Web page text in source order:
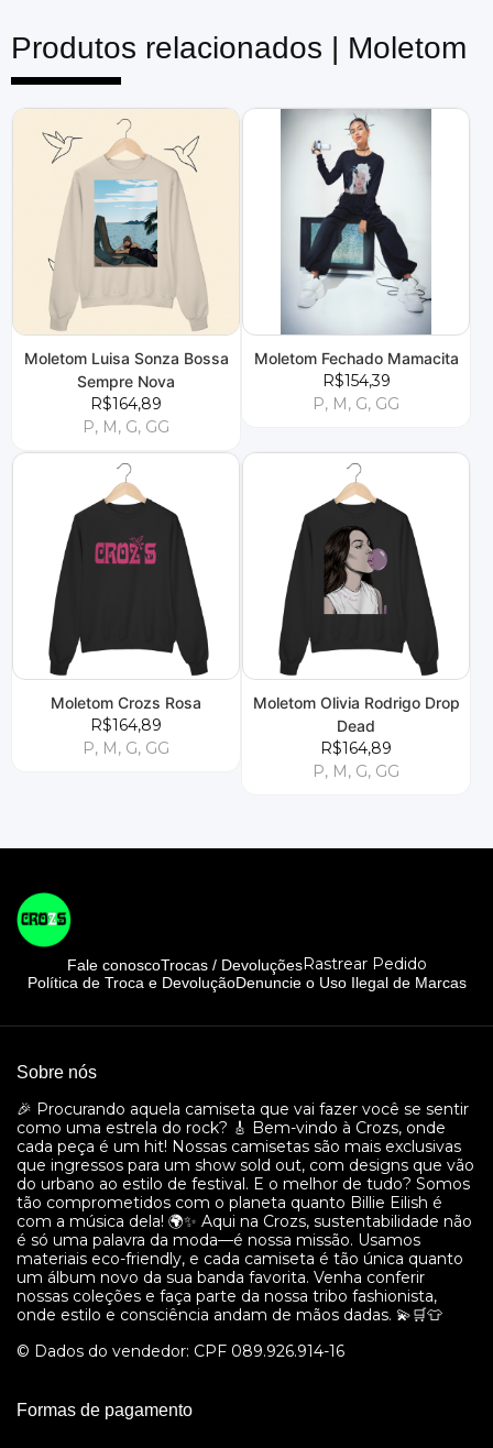
Produtos relacionados | Moletom
Moletom Luisa Sonza Bossa
Sempre Nova
R$164,89
P, M, G, GG
Moletom Fechado Mamacita
R$154,39
P, M, G, GG
Moletom Crozs Rosa
R$164,89
P, M, G, GG
Moletom Olivia Rodrigo Drop
Dead
R$164,89
P, M, G, GG
Fale conoscoTrocas / DevoluçõesRastrear Pedido
Política de Troca e DevoluçãoDenuncie o Uso Ilegal de Marcas
Sobre nós
🎉 Procurando aquela camiseta que vai fazer você se sentir
como uma estrela do rock? 🎸 Bem-vindo à Crozs, onde
cada peça é um hit! Nossas camisetas são mais exclusivas
que ingressos para um show sold out, com designs que vão
do urbano ao estilo de festival. E o melhor de tudo? Somos
tão comprometidos com o planeta quanto Billie Eilish é
com a música dela! 🌍✨ Aqui na Crozs, sustentabilidade não
é só uma palavra da moda—é nossa missão. Usamos
materiais eco-friendly, e cada camiseta é tão única quanto
um álbum novo da sua banda favorita. Venha conferir
nossas coleções e faça parte da nossa tribo fashionista,
onde estilo e consciência andam de mãos dadas. 💫🛒👕
© Dados do vendedor: CPF 089.926.914-16
Formas de pagamento